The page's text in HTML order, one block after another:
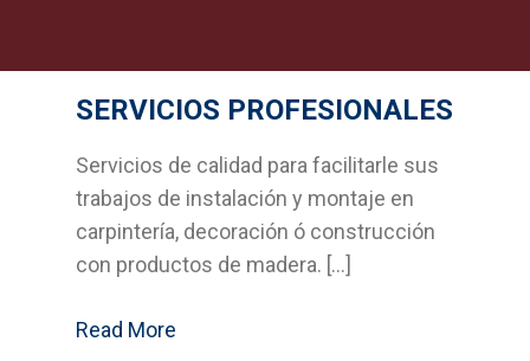
Bricolage
Cocinas
SERVICIOS PROFESIONALES
Servicios de calidad para facilitarle sus
trabajos de instalación y montaje en
carpintería, decoración ó construcción
con productos de madera. […]
Read More